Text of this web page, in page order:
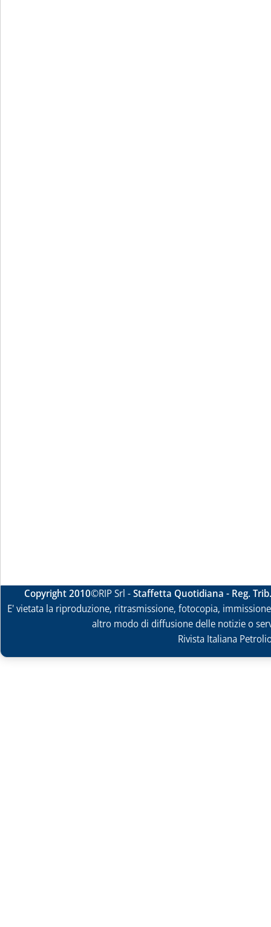
Copyright 2010©RIP Srl -Staffetta Quotidiana - Reg.
E' vietata la riproduzione, ritrasmissione, fotocopia,
altro modo di diffusione delle notizie o
Rivista Italiana